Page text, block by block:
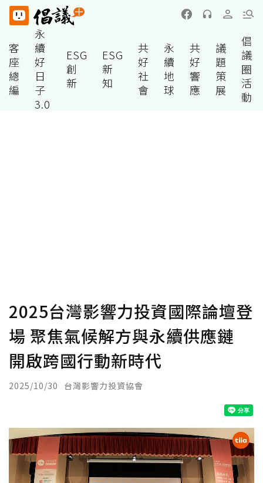
客
座
總
編
永
續
好
日
子
3.0
ESG
創
新
ESG
新
知
共
好
社
會
永
續
地
球
共
好
響
應
議
題
策
展
倡
議
圈
活
動
2025台灣影響力投資國際論壇登
場 聚焦氣候解方與永續供應鏈
開啟跨國行動新時代
2025/10/30 台灣影響力投資協會